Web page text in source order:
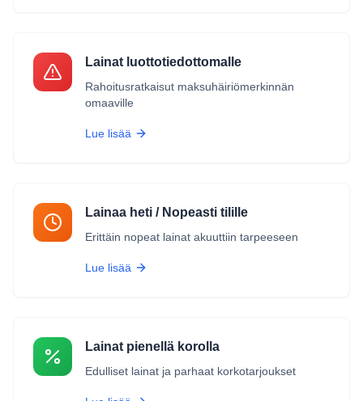
Lainat luottotiedottomalle
Rahoitusratkaisut maksuhäiriömerkinnän
omaaville
Lue lisää
Lainaa heti / Nopeasti tilille
Erittäin nopeat lainat akuuttiin tarpeeseen
Lue lisää
Lainat pienellä korolla
Edulliset lainat ja parhaat korkotarjoukset